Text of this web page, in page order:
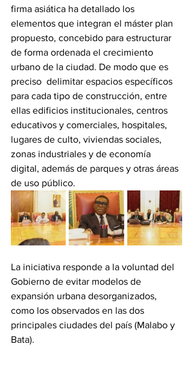
firma asiática ha detallado los
elementos que integran el máster plan
propuesto, concebido para estructurar
de forma ordenada el crecimiento
urbano de la ciudad. De modo que es
preciso  delimitar espacios específicos
para cada tipo de construcción, entre
ellas edificios institucionales, centros
educativos y comerciales, hospitales,
lugares de culto, viviendas sociales,
zonas industriales y de economía
digital, además de parques y otras áreas
de uso público.
La iniciativa responde a la voluntad del
Gobierno de evitar modelos de
expansión urbana desorganizados,
como los observados en las dos
principales ciudades del país (Malabo y
Bata).